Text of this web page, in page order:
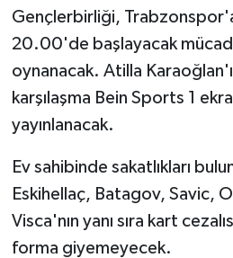
Gençlerbirliği,
20.00'de başlayacak
oynanacak. Atilla
karşılaşma Bein Sports 1
yayınlanacak.
Ev sahibinde sakatlıkları
Eskihellaç, Batagov, Savic,
Visca'nın yanı sıra kart
forma giyemeyecek.